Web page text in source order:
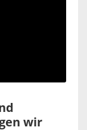
wir